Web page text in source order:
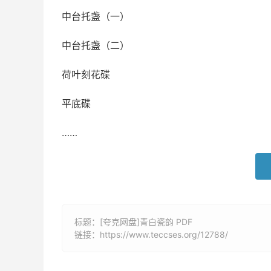
中台托盏（一）
中台托盏（二）
荷叶刻花碟
平底碟
……
标题：[夸克网盘]青白瓷韵 PDF
链接： https://www.teccses.org/12788/